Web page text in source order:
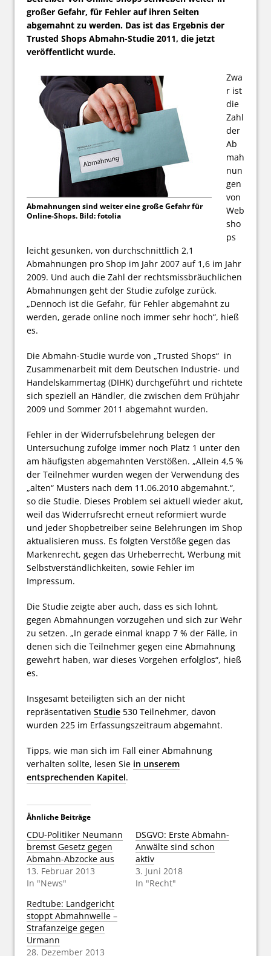
großer Gefahr, für Fehler auf ihren Seiten
abgemahnt zu werden. Das ist das Ergebnis der
Trusted Shops Abmahn-Studie 2011, die jetzt
veröffentlicht wurde.
Abmahnungen sind weiter eine große Gefahr für
Online-Shops. Bild: fotolia
Zwa
r ist
die
Zahl
der
Ab
mah
nun
gen
von
Web
sho
ps
leicht gesunken, von durchschnittlich 2,1
Abmahnungen pro Shop im Jahr 2007 auf 1,6 im Jahr
2009. Und auch die Zahl der rechtsmissbräuchlichen
Abmahnungen geht der Studie zufolge zurück.
„Dennoch ist die Gefahr, für Fehler abgemahnt zu
werden, gerade online noch immer sehr hoch“, hieß
es.
Die Abmahn-Studie wurde von „Trusted Shops“ in
Zusammenarbeit mit dem Deutschen Industrie- und
Handelskammertag (DIHK) durchgeführt und richtete
sich speziell an Händler, die zwischen dem Frühjahr
2009 und Sommer 2011 abgemahnt wurden.
Fehler in der Widerrufsbelehrung belegen der
Untersuchung zufolge immer noch Platz 1 unter den
am häufigsten abgemahnten Verstößen. „Allein 4,5 %
der Teilnehmer wurden wegen der Verwendung des
„alten“ Musters nach dem 11.06.2010 abgemahnt.“,
so die Studie. Dieses Problem sei aktuell wieder akut,
weil das Widerrufsrecht erneut reformiert wurde
und jeder Shopbetreiber seine Belehrungen im Shop
aktualisieren muss. Es folgten Verstöße gegen das
Markenrecht, gegen das Urheberrecht, Werbung mit
Selbstverständlichkeiten, sowie Fehler im
Impressum.
Die Studie zeigte aber auch, dass es sich lohnt,
gegen Abmahnungen vorzugehen und sich zur Wehr
zu setzen. „In gerade einmal knapp 7 % der Fälle, in
denen sich die Teilnehmer gegen eine Abmahnung
gewehrt haben, war dieses Vorgehen erfolglos“, hieß
es.
Insgesamt beteiligten sich an der nicht
repräsentativen Studie 530 Teilnehmer, davon
wurden 225 im Erfassungszeitraum abgemahnt.
Tipps, wie man sich im Fall einer Abmahnung
verhalten sollte, lesen Sie in unserem
entsprechenden Kapitel.
Ähnliche Beiträge
CDU-Politiker Neumann
bremst Gesetz gegen
Abmahn-Abzocke aus
13. Februar 2013
In "News"
DSGVO: Erste Abmahn-
Anwälte sind schon
aktiv
3. Juni 2018
In "Recht"
Redtube: Landgericht
stoppt Abmahnwelle –
Strafanzeige gegen
Urmann
28. Dezember 2013